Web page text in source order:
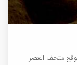
متحف العصر